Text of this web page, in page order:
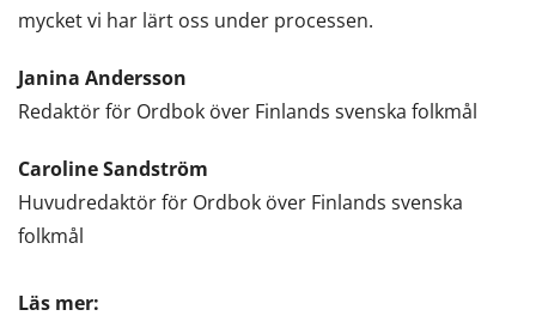
mycket vi har lärt oss under processen.
Janina Andersson
Redaktör för Ordbok över Finlands svenska folkmål
Caroline Sandström
Huvudredaktör för Ordbok över Finlands svenska
folkmål
Läs mer: